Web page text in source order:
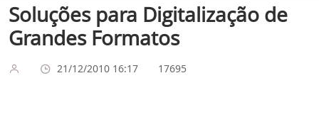
Soluções para Digitalização de
Grandes Formatos
21/12/2010 16:17 17695